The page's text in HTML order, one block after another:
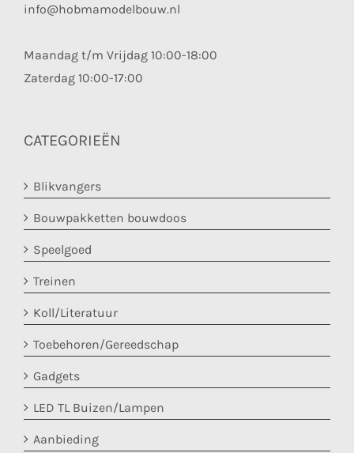
info@hobmamodelbouw.nl
Maandag t/m Vrijdag 10:00-18:00
Zaterdag 10:00-17:00
CATEGORIEËN
Blikvangers
Bouwpakketten bouwdoos
Speelgoed
Treinen
Koll/Literatuur
Toebehoren/Gereedschap
Gadgets
LED TL Buizen/Lampen
Aanbieding